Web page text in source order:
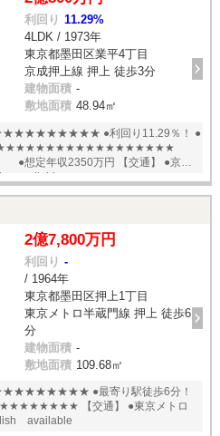
利回り 11.29%
4LDK / 1973年
東京都墨田区業平4丁目
京成押上線 押上 徒歩3分
建物面積 -
敷地面積 48.94㎡
●利回り11.29％！ ●
徒歩3分 English available
2億7,800万円
利回り -
/ 1964年
東京都墨田区押上1丁目
東京メトロ半蔵門線 押上 徒歩6
分
建物面積 -
敷地面積 109.68㎡
最寄り駅徒歩6分！
】 ●東京メトロ
押上」駅徒歩6分 English available